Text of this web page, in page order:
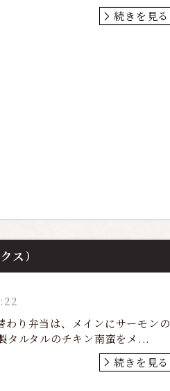
続きを見る
ス）
り弁当は、メインにサーモンの
タルタルのチキン南蛮をメ...
続きを見る